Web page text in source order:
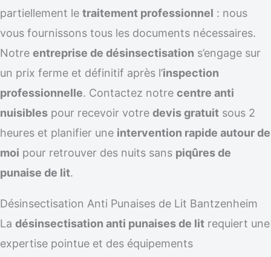
partiellement le traitement professionnel : nous
vous fournissons tous les documents nécessaires.
Notre entreprise de désinsectisation s’engage sur
un prix ferme et définitif après l’inspection
professionnelle. Contactez notre centre anti
nuisibles pour recevoir votre devis gratuit sous 2
heures et planifier une intervention rapide autour de
moi pour retrouver des nuits sans piqûres de
punaise de lit.
Désinsectisation Anti Punaises de Lit Bantzenheim
La désinsectisation anti punaises de lit requiert une
expertise pointue et des équipements